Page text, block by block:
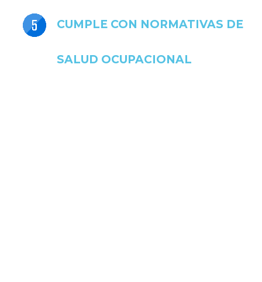
CUMPLE CON NORMATIVAS DE
SALUD OCUPACIONAL